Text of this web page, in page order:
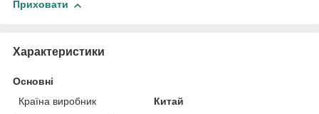
Приховати
Характеристики
Основні
Країна виробник
Китай